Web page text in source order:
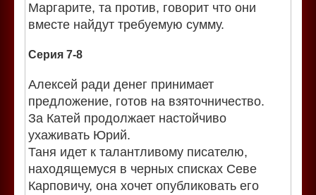
Маргарите, та против, говорит что они
вместе найдут требуемую сумму.
Серия 7-8
Алексей ради денег принимает
предложение, готов на взяточничество.
За Катей продолжает настойчиво
ухаживать Юрий.
Таня идет к талантливому писателю,
находящемуся в черных списках Севе
Карповичу, она хочет опубликовать его